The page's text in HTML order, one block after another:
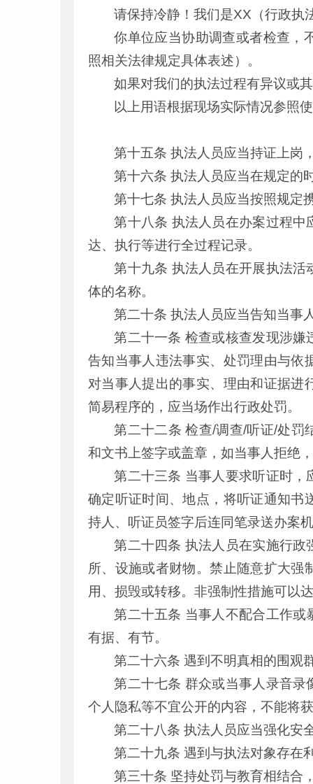
请保持冷静！我们是XX（行政执
你单位应当协助调查或者检查，
照相关法律规定具体表述）。
如果对我们的执法过程有异议或
以上用语根据现场实际情况参照
第十五条 执法人员应当持证上岗
第十六条 执法人员应当在规定的
第十七条 执法人员应当按照规定
第十八条 执法人员在办案过程
达、执行等进行全过程记录。
第十九条 执法人员在开展执法
体的名称。
第二十条 执法人员应当告知当事
第二十一条 检查或核查发现涉
告知当事人违法事实、处罚理由与依
对当事人提出的事实、理由和证据进
简易程序的，应当场作出行政处罚。
第二十二条 检查/调查/听证/处罚
和文书上签字或盖章，如当事人拒绝
第二十三条 当事人要求听证时
确定听证时间、地点，将听证通知书
持人、听证员签字后连同笔录送办案
第二十四条 执法人员在实施行
所、设施或者财物。禁止随意扩大强
用、损毁或转移。非强制性措施可以
第二十五条 当事人不配合工作
有据、有节。
第二十六条 遇到不明真相的围观
第二十七条 群众或当事人录音
个人隐私等不宜公开的内容，不能将
第二十八条 执法人员应当强化安
第二十九条 遇到与执法对象存在
第三十条 坚持处罚与教育相结合